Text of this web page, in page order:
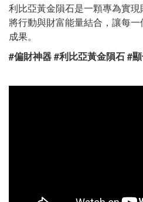
利比亞黃金隕石是一顆專為實
將行動與財富能量結合，讓每
成果。
#偏財神器 #利比亞黃金隕石 #